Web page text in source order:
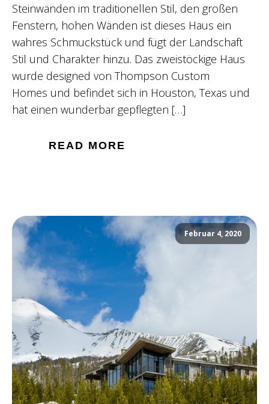
Steinwänden im traditionellen Stil, den großen
Fenstern, hohen Wänden ist dieses Haus ein
wahres Schmuckstück und fügt der Landschaft
Stil und Charakter hinzu. Das zweistöckige Haus
wurde designed von Thompson Custom
Homes und befindet sich in Houston, Texas und
hat einen wunderbar gepflegten […]
READ MORE
Februar 4, 2020